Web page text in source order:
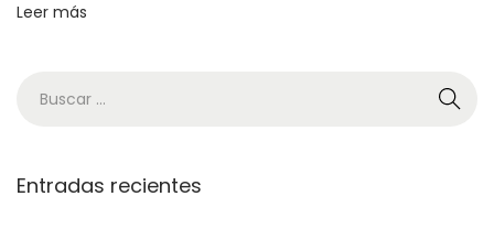
t
Leer más
Entradas recientes